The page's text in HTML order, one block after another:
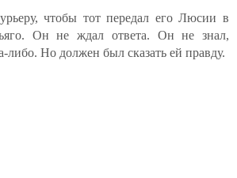
чтобы тот передал его Люсии в
Он не ждал ответа. Он не знал,
либо. Но должен был сказать ей правду.